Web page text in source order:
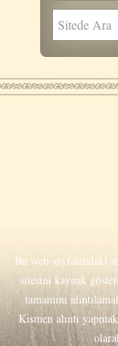
Bu web sayfasındaki
sitesini kaynak
tamamını
Kısmen alıntı